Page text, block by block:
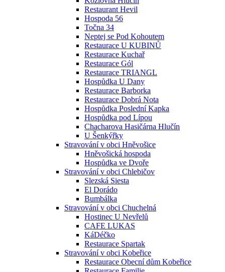
Restaurant Hevil
Hospoda 56
Točna 34
Neptej se Pod Kohoutem
Restaurace U KUBINŮ
Restaurace Kuchař
Restaurace Gól
Restaurace TRIANGL
Hospůdka U Dany
Restaurace Barborka
Restaurace Dobrá Nota
Hospůdka Poslední Kapka
Hospůdka pod Lípou
Chacharova Hasičárna Hlučín
U Šenkýřky
Stravování v obci Hněvošice
Hněvošická hospoda
Hospůdka ve Dvoře
Stravování v obci Chlebičov
Slezská Siesta
El Dorádo
Bumbálka
Stravování v obci Chuchelná
Hostinec U Nevřelů
CAFE LUKAS
KáDéčko
Restaurace Spartak
Stravování v obci Kobeřice
Restaurace Obecní dům Kobeřice